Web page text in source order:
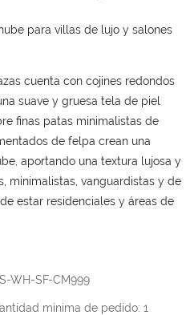
para villas de lujo y salones
cuenta con cojines redondos
suave y gruesa tela de piel
finas patas minimalistas de
de felpa crean una
aportando una textura lujosa y
minimalistas, vanguardistas y de
estar residenciales y áreas de
WH-SF-CM999
mínima de pedido: 1